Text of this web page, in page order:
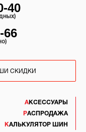
АКСЕССУАРЫ
РАСПРОДАЖА
КАЛЬКУЛЯТОР ШИН
40
66
СКИДКИ